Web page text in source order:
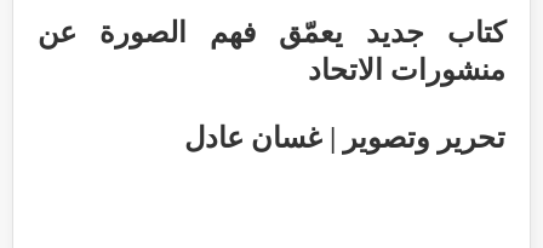
كتاب جديد يعمّق فهم الصورة عن
منشورات الاتحاد
تحرير وتصوير | غسان عادل